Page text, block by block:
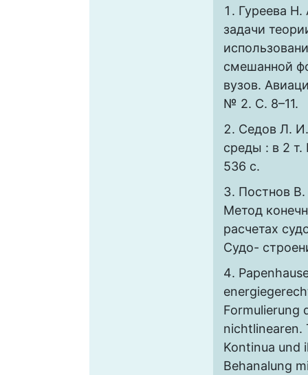
Гуреева
задачи
смешанной
вузов.
№ 2. С. 8–11.
Седов Л.
среды : в 2 т.
536 с.
Постнов
Метод
расчетах
Судо-
Formulierung
nichtlinearen.
Kontinua und
Behanalung